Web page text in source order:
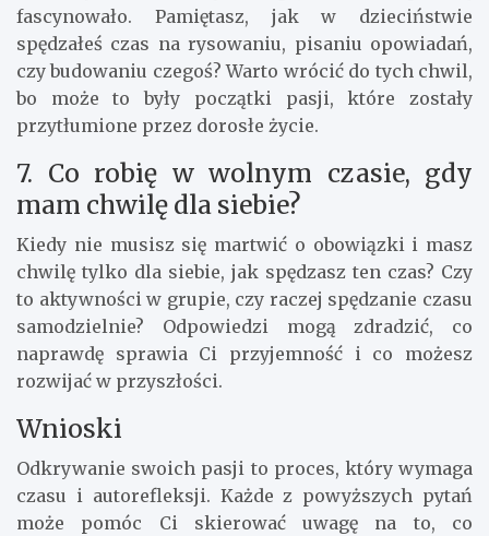
fascynowało. Pamiętasz, jak w dzieciństwie
spędzałeś czas na rysowaniu, pisaniu opowiadań,
czy budowaniu czegoś? Warto wrócić do tych chwil,
bo może to były początki pasji, które zostały
przytłumione przez dorosłe życie.
7. Co robię w wolnym czasie, gdy
mam chwilę dla siebie?
Kiedy nie musisz się martwić o obowiązki i masz
chwilę tylko dla siebie, jak spędzasz ten czas? Czy
to aktywności w grupie, czy raczej spędzanie czasu
samodzielnie? Odpowiedzi mogą zdradzić, co
naprawdę sprawia Ci przyjemność i co możesz
rozwijać w przyszłości.
Wnioski
Odkrywanie swoich pasji to proces, który wymaga
czasu i autorefleksji. Każde z powyższych pytań
może pomóc Ci skierować uwagę na to, co